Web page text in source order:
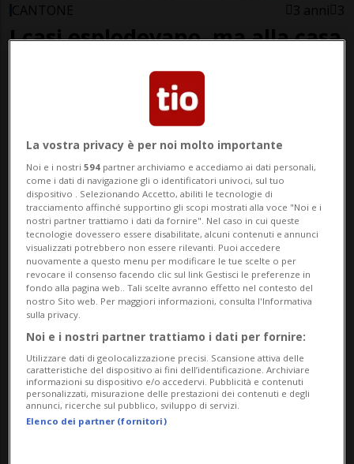
CANTONE 3 anni 3
I casi esplodevano, ma alla casa
E in Cina? Il Covid prima o poi
finirà. I controlli forse no
La vostra privacy è per noi molto importante
Noi e i nostri594 partner archiviamo e accediamo ai dati personali,
come i dati di navigazione gli o identificatori univoci, sul tuo
dispositivo . Selezionando Accetto, abiliti le tecnologie di
tracciamento affinché supportino gli scopi mostrati alla voce "Noi e i
nostri partner trattiamo i dati da fornire". Nel caso in cui queste
tecnologie dovessero essere disabilitate, alcuni contenuti e annunci
visualizzati potrebbero non essere rilevanti. Puoi accedere
nuovamente a questo menu per modificare le tue scelte o per
revocare il consenso facendo clic sul link Gestisci le preferenze in
fondo alla pagina web.. Tali scelte avranno effetto nel contesto del
nostro Sito web. Per maggiori informazioni, consulta l'Informativa
sulla privacy.
Noi e i nostri partner trattiamo i dati per fornire:
Utilizzare dati di geolocalizzazione precisi. Scansione attiva delle
caratteristiche del dispositivo ai fini dell’identificazione. Archiviare
informazioni su dispositivo e/o accedervi. Pubblicità e contenuti
personalizzati, misurazione delle prestazioni dei contenuti e degli
annunci, ricerche sul pubblico, sviluppo di servizi.
Elenco dei partner (fornitori)